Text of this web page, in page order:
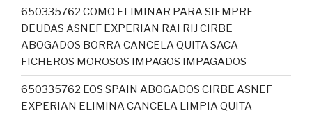
650335762 COMO ELIMINAR PARA SIEMPRE
DEUDAS ASNEF EXPERIAN RAI RIJ CIRBE
ABOGADOS BORRA CANCELA QUITA SACA
FICHEROS MOROSOS IMPAGOS IMPAGADOS
650335762 EOS SPAIN ABOGADOS CIRBE ASNEF
EXPERIAN ELIMINA CANCELA LIMPIA QUITA